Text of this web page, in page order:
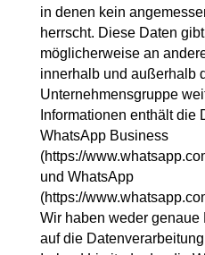
in denen kein
herrscht. Diese Daten
möglicherweise an
innerhalb und außerhalb
Unternehmensgruppe
Informationen enthält die
WhatsApp Business
(https://
und WhatsApp
(https://
Wir haben weder
auf die